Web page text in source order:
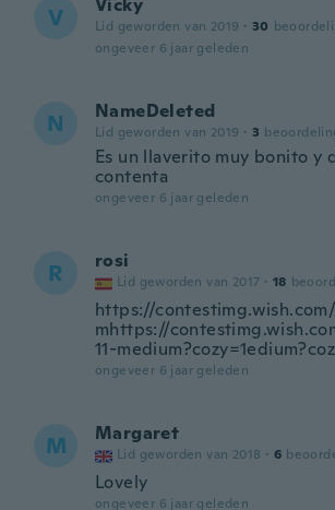
V Vicky
Lid geworden van 2019 · 30
ongeveer 6 jaar geleden
N NameDeleted
Lid geworden van 2019 · 3
Es un llaverito muy bonito y
contenta
ongeveer 6 jaar geleden
R rosi
Lid geworden van 2017 · 18
https://
mhttps://
11-
ongeveer 6 jaar geleden
M Margaret
Lid geworden van 2018 · 6
Lovely
ongeveer 6 jaar geleden